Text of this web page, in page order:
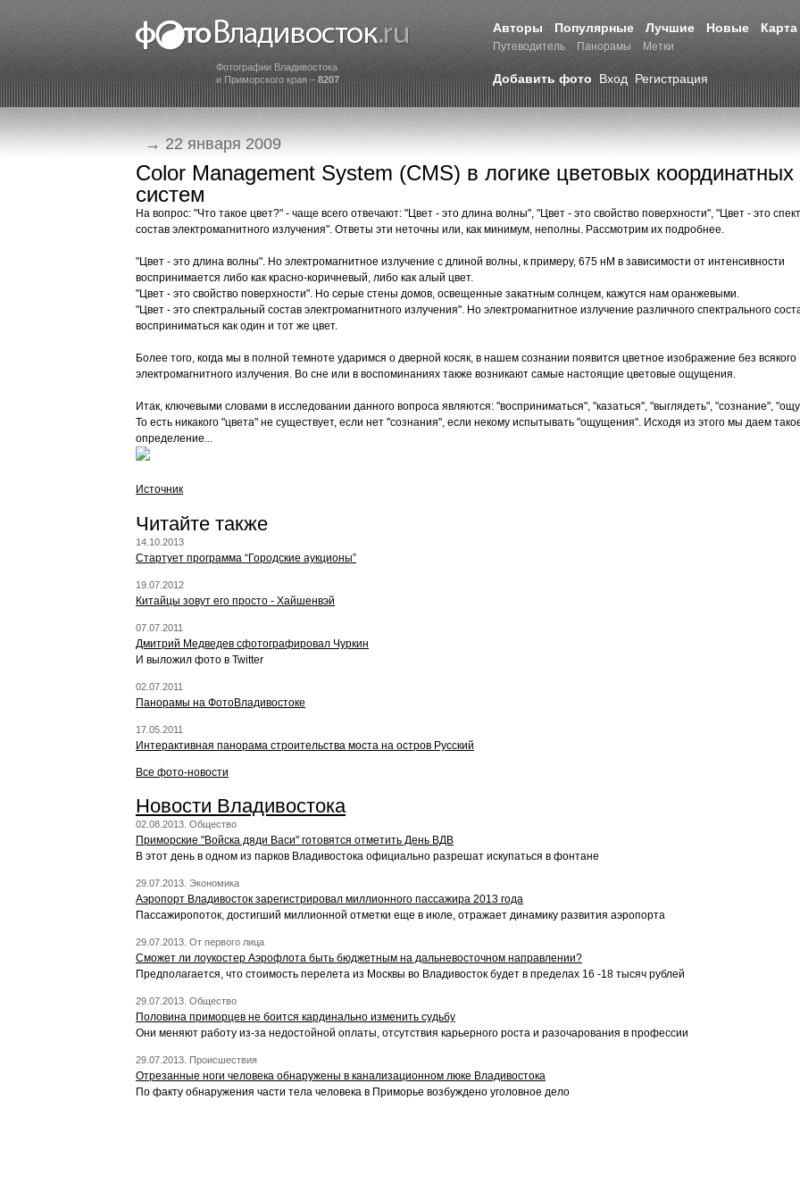
Фотографии Владивостока
и Приморского края – 8207
Авторы Популярные Лучшие Новые Карта
Путеводитель Панорамы Метки
Добавить фото Вход Регистрация
→ 22 января 2009
Color Management System (CMS) в логике цветовых координатных
систем
На вопрос: "Что такое цвет?" - чаще всего отвечают: "Цвет - это длина волны", "Цвет - это свойство поверхности", "Цвет - это
состав электромагнитного излучения". Ответы эти неточны или, как минимум, неполны. Рассмотрим их подробнее.
"Цвет - это длина волны". Но электромагнитное излучение с длиной волны, к примеру, 675 нМ в зависимости от интенсивности
воспринимается либо как красно-коричневый, либо как алый цвет.
"Цвет - это свойство поверхности". Но серые стены домов, освещенные закатным солнцем, кажутся нам оранжевыми.
"Цвет - это спектральный состав электромагнитного излучения". Но электромагнитное излучение различного спектрального
восприниматься как один и тот же цвет.
Более того, когда мы в полной темноте ударимся о дверной косяк, в нашем сознании появится цветное изображение без всякого
электромагнитного излучения. Во сне или в воспоминаниях также возникают самые настоящие цветовые ощущения.
Итак, ключевыми словами в исследовании данного вопроса являются: "восприниматься", "казаться", "выглядеть", "сознание",
То есть никакого "цвета" не существует, если нет "сознания", если некому испытывать "ощущения". Исходя из этого мы даем
определение...
Источник
Читайте также
14.10.2013
Стартует программа “Городские аукционы”
19.07.2012
Китайцы зовут его просто - Хайшенвэй
07.07.2011
Дмитрий Медведев сфотографировал Чуркин
И выложил фото в Twitter
02.07.2011
Панорамы на ФотоВладивостоке
17.05.2011
Интерактивная панорама строительства моста на остров Русский
Все фото-новости
Новости Владивостока
02.08.2013. Общество
Приморские "Войска дяди Васи" готовятся отметить День ВДВ
В этот день в одном из парков Владивостока официально разрешат искупаться в фонтане
29.07.2013. Экономика
Аэропорт Владивосток зарегистрировал миллионного пассажира 2013 года
Пассажиропоток, достигший миллионной отметки еще в июле, отражает динамику развития аэропорта
29.07.2013. От первого лица
Сможет ли лоукостер Аэрофлота быть бюджетным на дальневосточном направлении?
Предполагается, что стоимость перелета из Москвы во Владивосток будет в пределах 16 -18 тысяч рублей
29.07.2013. Общество
Половина приморцев не боится кардинально изменить судьбу
Они меняют работу из-за недостойной оплаты, отсутствия карьерного роста и разочарования в профессии
29.07.2013. Происшествия
Отрезанные ноги человека обнаружены в канализационном люке Владивостока
По факту обнаружения части тела человека в Приморье возбуждено уголовное дело